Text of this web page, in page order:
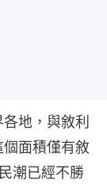
地，與敘利
面積僅有敘
潮已經不勝